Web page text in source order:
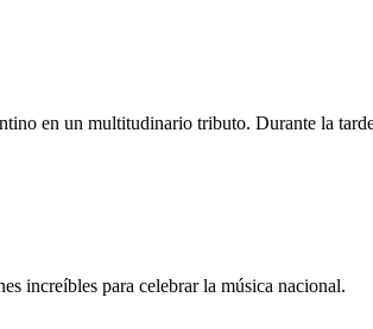
en un multitudinario tributo. Durante la
increíbles para celebrar la música nacional.